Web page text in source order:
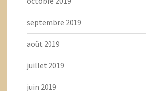
septembre 2019
août 2019
juillet 2019
juin 2019